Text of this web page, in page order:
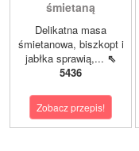
śmietaną
Delikatna masa
śmietanowa, biszkopt i
jabłka sprawią,... ⇖
5436
Zobacz przepis!